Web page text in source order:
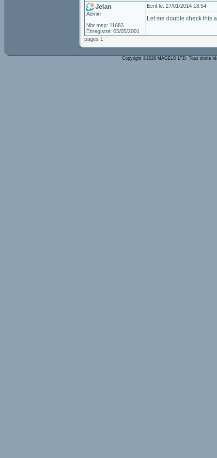
Jelan
Admin
Nbr msg: 11683
Enregistré: 05/05/2001
Ecrit le: 27/01/2014 18:54
Let me double check this
pages 1
Copyright ©2026 MAGELO LTD. Tous droits